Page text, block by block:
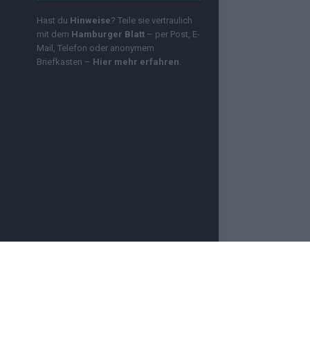
Hast du Hinweise? Teile sie vertraulich
mit dem Hamburger Blatt – per Post, E-
Mail, Telefon oder anonymem
Briefkasten – Hier mehr erfahren.